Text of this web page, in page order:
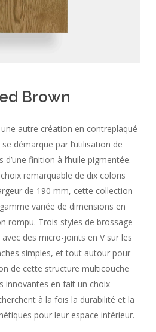
Brown
une autre création en contreplaqué
démarque par l’utilisation de
finition à l’huile pigmentée.
remarquable de dix coloris
de 190 mm, cette collection
variée de dimensions en
rompu. Trois styles de brossage
des micro-joints en V sur les
simples, et tout autour pour
de cette structure multicouche
innovantes en fait un choix
à la fois la durabilité et la
pour leur espace intérieur.